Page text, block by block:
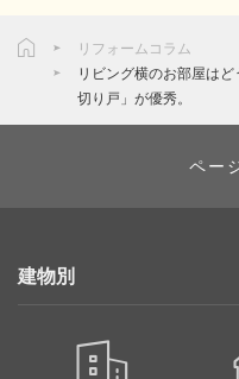
リフォームコラム
リビング横のお部屋は
切り戸」が優秀。
ペー
建物別